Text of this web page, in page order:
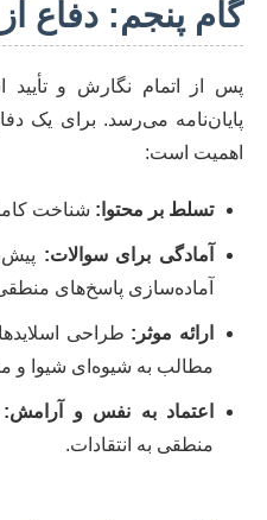
گام پنجم: دفاع از
پس از اتمام نگارش و تأیید
پایان‌نامه می‌رسد. برای یک
اهمیت است:
تسلط بر محتوا: شناخت
آمادگی برای سوالات:
آماده‌سازی پاسخ‌های
ارائه موثر: طراحی
مطالب به شیوه‌ای شیوا و
اعتماد به نفس و آرامش:
منطقی به انتقادات.